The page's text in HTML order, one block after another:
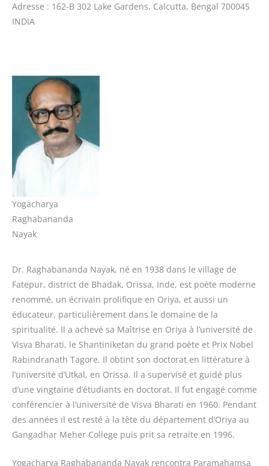
Adresse : 162-B 302 Lake Gardens, Calcutta, Bengal 700045
INDIA
Yogacharya
Raghabananda
Nayak
Dr. Raghabananda Nayak, né en 1938 dans le village de
Fatepur, district de Bhadak, Orissa, Inde, est poète moderne
renommé, un écrivain prolifique en Oriya, et aussi un
éducateur, particulièrement dans le domaine de la
spiritualité. Il a achevé sa Maîtrise en Oriya à l’université de
Visva Bharati, le Shantiniketan du grand poète et Prix Nobel
Rabindranath Tagore. Il obtint son doctorat en littérature à
l’université d’Utkal, en Orissa. Il a supervisé et guidé plus
d’une vingtaine d’étudiants en doctorat. Il fut engagé comme
conférencier à l’université de Visva Bharati en 1960. Pendant
des années il est resté à la tête du département d’Oriya au
Gangadhar Meher College puis prit sa retraite en 1996.
Yogacharya Raghabananda Nayak rencontra Paramahamsa